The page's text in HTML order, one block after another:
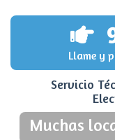
Llame y
Servicio
Muchas